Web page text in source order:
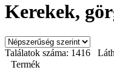
Kerekek,
Találatok száma: 1416
Termék